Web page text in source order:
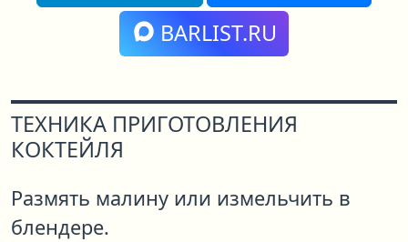
BARLIST.RU
ТЕХНИКА ПРИГОТОВЛЕНИЯ
КОКТЕЙЛЯ
Размять малину или измельчить в
блендере.